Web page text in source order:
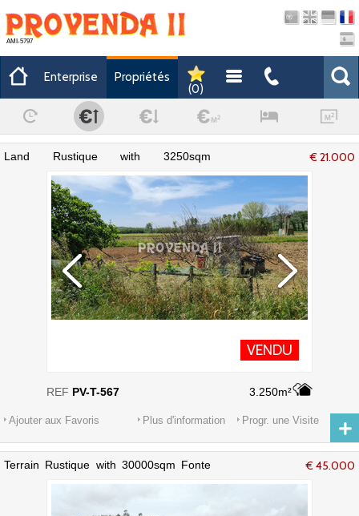
AMI-5797
Enterprise
Propriétés
(0)
€ 21.000
Land Rustique with 3250sqm
VENDU
3.250m²
REF PV-T-567
Ajouter aux Favoris Progr. une Visite
Plus d'information
€ 45.000
Terrain Rustique with 30000sqm Fonte